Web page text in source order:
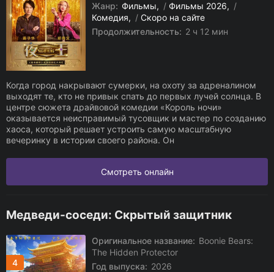
Жанр: Фильмы / Фильмы 2026
/
Комедия
/ Скоро на сайте
Продолжительность: 2 ч 12 мин
Когда город накрывают сумерки, на охоту за адреналином
выходят те, кто не привык спать до первых лучей солнца. В
центре сюжета драйвовой комедии «Король ночи»
оказывается неисправимый тусовщик и мастер по созданию
хаоса, который решает устроить самую масштабную
вечеринку в истории своего района. Он
Смотреть онлайн
Медведи-соседи: Скрытый защитник
4
Оригинальное название: Boonie Bears:
The Hidden Protector
Год выпуска: 2026